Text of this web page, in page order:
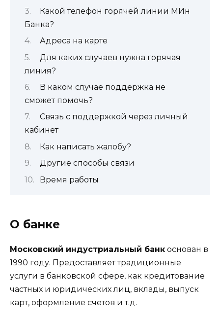
Какой телефон горячей линии МИн
Банка?
Адреса на карте
Для каких случаев нужна горячая
линия?
В каком случае поддержка не
сможет помочь?
Связь с поддержкой через личный
кабинет
Как написать жалобу?
Другие способы связи
Время работы
О банке
Московский индустриальный банк основан в
1990 году. Предоставляет традиционные
услуги в банковской сфере, как кредитование
частных и юридических лиц, вклады, выпуск
карт, оформление счетов и т.д.